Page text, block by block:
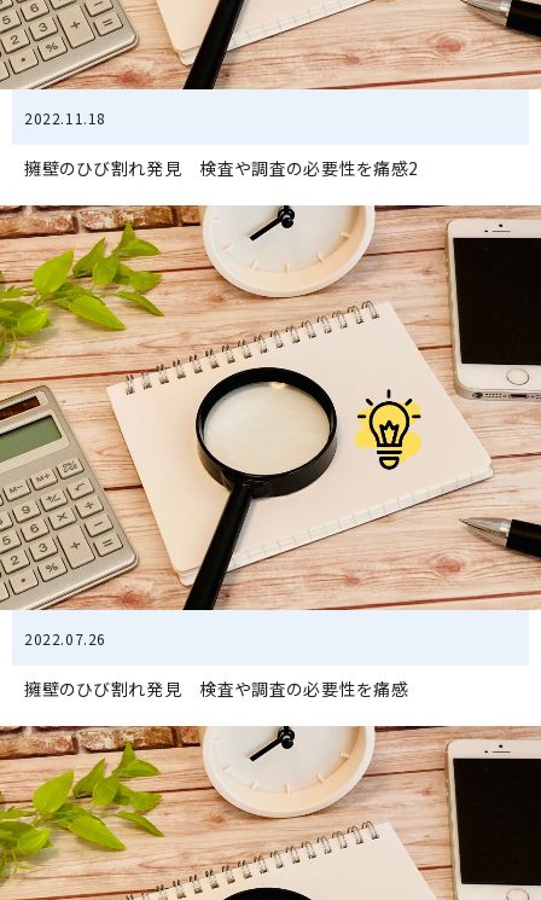
2022.11.18
擁壁のひび割れ発見 検査や調査の必要性を痛感2
2022.07.26
擁壁のひび割れ発見 検査や調査の必要性を痛感